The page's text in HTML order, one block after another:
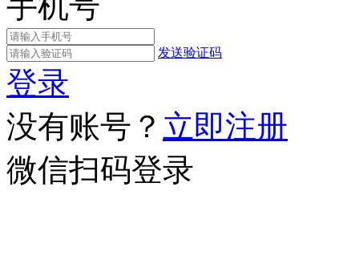
发送验证码
登录
没有账号？ 立即注册
微信扫码登录